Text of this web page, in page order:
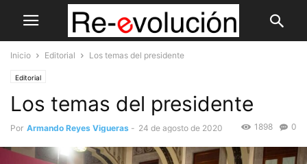
Inicio Editorial Los temas del presidente
Editorial
Los temas del presidente
Por Armando Reyes Vigueras - 24 de agosto de 2020 0
1898